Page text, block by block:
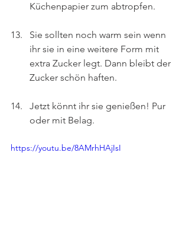
Küchenpapier zum abtropfen.
Sie sollten noch warm sein wenn
ihr sie in eine weitere Form mit
extra Zucker legt. Dann bleibt der
Zucker schön haften.
Jetzt könnt ihr sie genießen! Pur
oder mit Belag.
https://youtu.be/8AMrhHAjIsI